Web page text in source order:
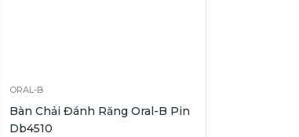
ORAL-B
Bàn Chải Đánh Răng Oral-B Pin
Db4510